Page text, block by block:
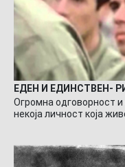
ЕДЕН И ЕДИНСТВЕН-
Огромна одговорност
некоја личност која